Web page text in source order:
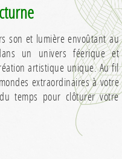
son et lumière envoûtant au
un univers féerique et
artistique unique. Au fil
extraordinaires à votre
temps pour clôturer votre